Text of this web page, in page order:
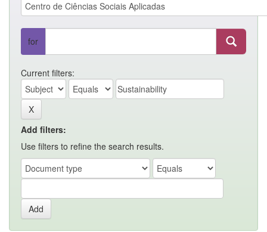
for
Current filters:
Add filters:
Use filters to refine the search results.